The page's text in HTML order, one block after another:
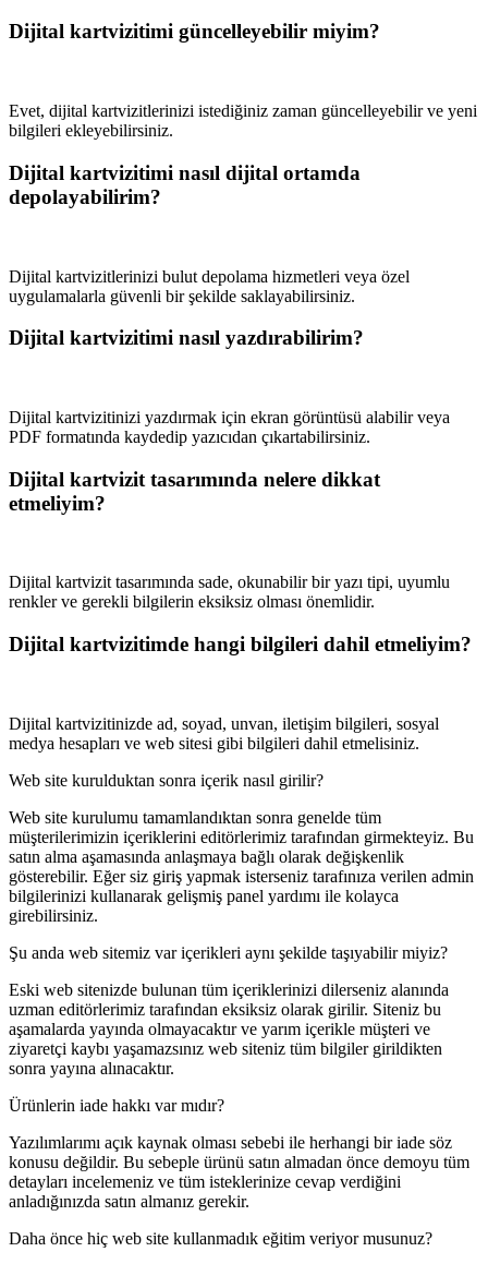
Dijital kartvizitimi güncelleyebilir miyim?
Evet, dijital kartvizitlerinizi istediğiniz zaman güncelleyebilir ve yeni
bilgileri ekleyebilirsiniz.
Dijital kartvizitimi nasıl dijital ortamda
depolayabilirim?
Dijital kartvizitlerinizi bulut depolama hizmetleri veya özel
uygulamalarla güvenli bir şekilde saklayabilirsiniz.
Dijital kartvizitimi nasıl yazdırabilirim?
Dijital kartvizitinizi yazdırmak için ekran görüntüsü alabilir veya
PDF formatında kaydedip yazıcıdan çıkartabilirsiniz.
Dijital kartvizit tasarımında nelere dikkat
etmeliyim?
Dijital kartvizit tasarımında sade, okunabilir bir yazı tipi, uyumlu
renkler ve gerekli bilgilerin eksiksiz olması önemlidir.
Dijital kartvizitimde hangi bilgileri dahil etmeliyim?
Dijital kartvizitinizde ad, soyad, unvan, iletişim bilgileri, sosyal
medya hesapları ve web sitesi gibi bilgileri dahil etmelisiniz.
Web site kurulduktan sonra içerik nasıl girilir?
Web site kurulumu tamamlandıktan sonra genelde tüm
müşterilerimizin içeriklerini editörlerimiz tarafından girmekteyiz. Bu
satın alma aşamasında anlaşmaya bağlı olarak değişkenlik
gösterebilir. Eğer siz giriş yapmak isterseniz tarafınıza verilen admin
bilgilerinizi kullanarak gelişmiş panel yardımı ile kolayca
girebilirsiniz.
Şu anda web sitemiz var içerikleri aynı şekilde taşıyabilir miyiz?
Eski web sitenizde bulunan tüm içeriklerinizi dilerseniz alanında
uzman editörlerimiz tarafından eksiksiz olarak girilir. Siteniz bu
aşamalarda yayında olmayacaktır ve yarım içerikle müşteri ve
ziyaretçi kaybı yaşamazsınız web siteniz tüm bilgiler girildikten
sonra yayına alınacaktır.
Ürünlerin iade hakkı var mıdır?
Yazılımlarımı açık kaynak olması sebebi ile herhangi bir iade söz
konusu değildir. Bu sebeple ürünü satın almadan önce demoyu tüm
detayları incelemeniz ve tüm isteklerinize cevap verdiğini
anladığınızda satın almanız gerekir.
Daha önce hiç web site kullanmadık eğitim veriyor musunuz?